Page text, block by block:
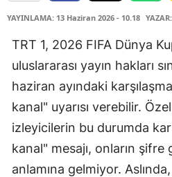
YAYINLAMA: 13 Haziran 2026 - 10.18
TRT 1, 2026 FIFA Dünya
uluslararası yayın hakları
haziran ayındaki
kanal" uyarısı verebilir.
izleyicilerin bu durumda
kanal" mesajı, onların
anlamına gelmiyor.